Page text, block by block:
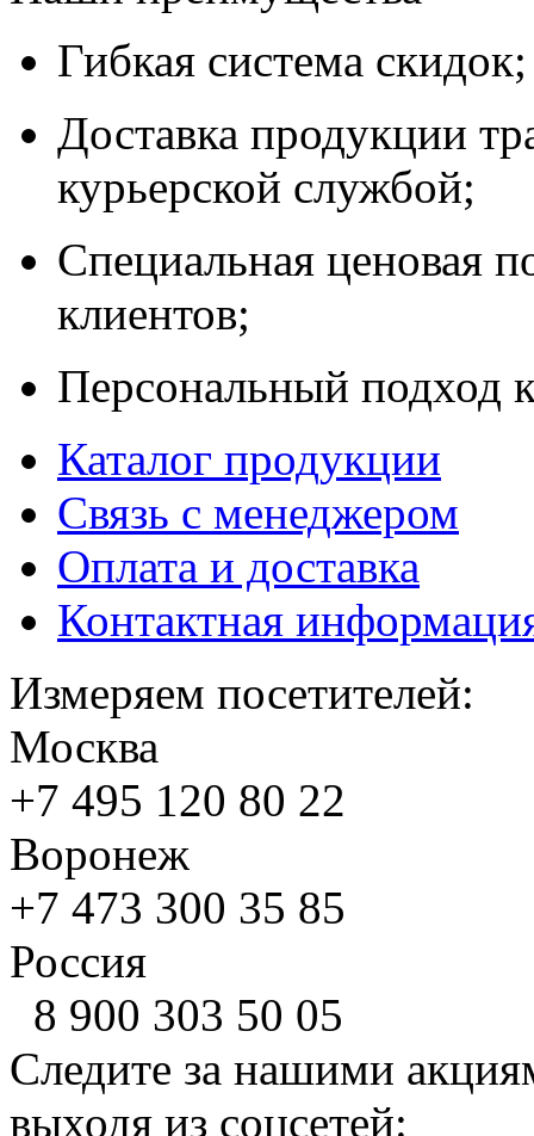
Гибкая система скидок;
Доставка продукции
курьерской службой;
Специальная ценовая
клиентов;
Персональный подход
Каталог продукции
Связь с менеджером
Оплата и доставка
Контактная
Измеряем посетителей:
Москва
+7 495 120 80 22
Воронеж
+7 473 300 35 85
Россия
8 900 303 50 05
Следите за нашими
выходя из соцсетей: